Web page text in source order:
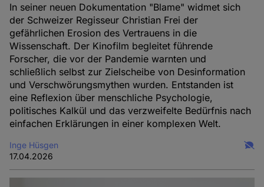
In seiner neuen Dokumentation "Blame" widmet sich
der Schweizer Regisseur Christian Frei der
gefährlichen Erosion des Vertrauens in die
Wissenschaft. Der Kinofilm begleitet führende
Forscher, die vor der Pandemie warnten und
schließlich selbst zur Zielscheibe von Desinformation
und Verschwörungsmythen wurden. Entstanden ist
eine Reflexion über menschliche Psychologie,
politisches Kalkül und das verzweifelte Bedürfnis nach
einfachen Erklärungen in einer komplexen Welt.
Inge Hüsgen
17.04.2026